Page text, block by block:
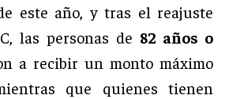
este año, y tras el reajuste
las personas de 82 años o
a recibir un monto máximo
que quienes tienen